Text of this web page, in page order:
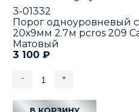
3-01332
Порог одноуровневый
20х9мм 2.7м pcros 209
Матовый
3 100 ₽
- +
В КОРЗИНУ